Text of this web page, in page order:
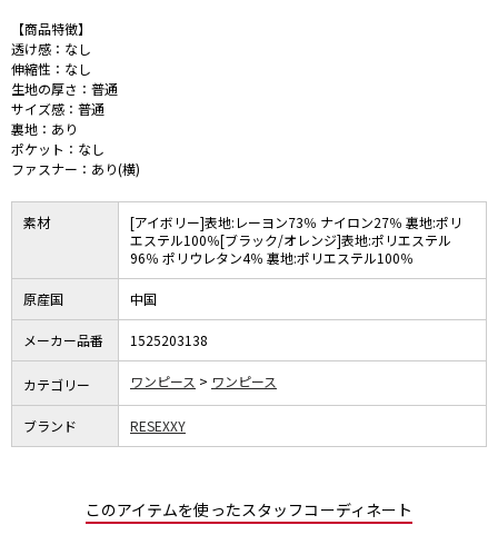
【商品特徴】
透け感：なし
伸縮性：なし
生地の厚さ：普通
サイズ感：普通
裏地：あり
ポケット：なし
ファスナー：あり(横)
素材
[アイボリー]表地:レーヨン73％ ナイロン27％ 裏地:ポリ
エステル100％[ブラック/オレンジ]表地:ポリエステル
96％ ポリウレタン4％ 裏地:ポリエステル100％
原産国 中国
メーカー品番 1525203138
カテゴリー ワンピース ワンピース
ブランド RESEXXY
このアイテムを使ったスタッフコーディネート